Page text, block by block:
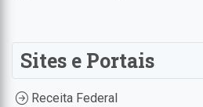
Sites e Portais
Receita Federal